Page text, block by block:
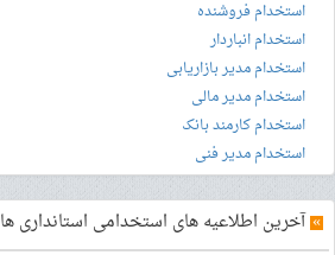
استخدام فروشنده
استخدام انباردار
استخدام مدیر بازاریابی
استخدام مدیر مالی
استخدام کارمند بانک
استخدام مدیر فنی
»آخرین اطلاعیه های استخدامی استانداری ها